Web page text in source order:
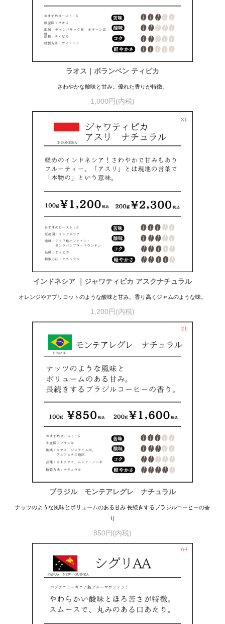
ラオス｜ボランベン ティピカ
さわやかな酸味と甘み。優れた香りが特徴。
1,000円(内税)
インドネシア ｜ジャワティピカ アスクナチュラル
オレンジやアプリコットのような酸味と甘み。香り高くジャムのような味。
1,200円(内税)
ブラジル モンテアレグレ ナチュラル
ナッツのような風味とボリュームのある甘み 長続きするブラジルコーヒーの香
り
850円(内税)